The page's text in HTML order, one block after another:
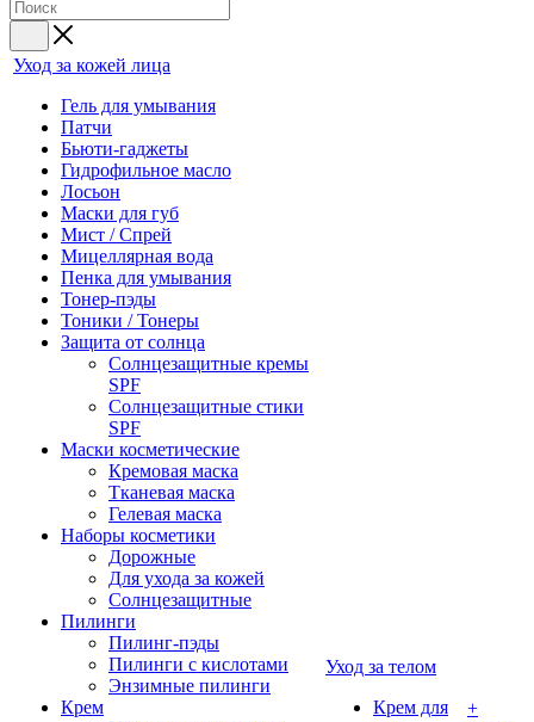
Уход за кожей лица
Гель для умывания
Патчи
Бьюти-гаджеты
Гидрофильное масло
Лосьон
Маски для губ
Мист / Спрей
Мицеллярная вода
Пенка для умывания
Тонер-пэды
Тоники / Тонеры
Защита от солнца
Солнцезащитные кремы
SPF
Солнцезащитные стики
SPF
Маски косметические
Кремовая маска
Тканевая маска
Гелевая маска
Наборы косметики
Дорожные
Для ухода за кожей
Солнцезащитные
Пилинги
Пилинг-пэды
Пилинги с кислотами
Энзимные пилинги
Крем
Уход за телом
Крем для
+